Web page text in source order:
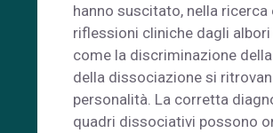
hanno suscitato, nella
riflessioni cliniche dagli
come la discriminazione
della dissociazione si
personalità. La corretta
quadri dissociativi possono